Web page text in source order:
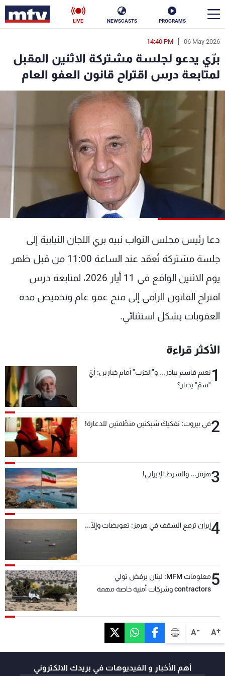
PROGRAMS
NEWSCASTS
LIVE
A+
A-
06 May 2026
14:40 PM
برّي يدعو لجلسة مشتركة الاثنين المقبل
لمتابعة درس اقتراح قانون العفو العام
دعا رئيس مجلس النواب نبيه بري اللجان النيابية إلى
جلسة مشتركة تُعقد عند الساعة 11:00 من قبل ظهر
يوم الاثنين الواقع في 11 أيار 2026، لمتابعة درس
اقتراح القانون الرامي إلى منح عفو عام وتخفيض مدة
العقوبات بشكل استثنائي.
الأكثر قراءة
1نعيم قاسم يبادر... و"الحزب" أمام خيارين: أيّ
"سمّ" يختار؟
2في بيروت: تفكيك شبكتين منظّمتين للدعارة!
3هرمز... والشرط الإيراني!
4إيران ترفع السقف في هرمز: تعويضات وإلّا...
5
معلومات MFM: لبنان يرفض تولي
contractors وشركات أمنية خاصة مهمة
أهم الأخبار و الفيديوهات في بريدك الالكتروني
en
الأخبار
سياسة ناس
فن
رياضة
البرامج
جدول البرامج
شاهد البرامج
عن MTV
الإنـتـاج
لاعلاناتكم
وظائف
تواصل معنا
شروط الإسـتخدام